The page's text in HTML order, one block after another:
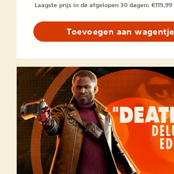
Laagste prijs in de afgelopen 30 dagen: €119,99
Toevoegen aan wagentje
D
e
l
u
x
e
E
d
i